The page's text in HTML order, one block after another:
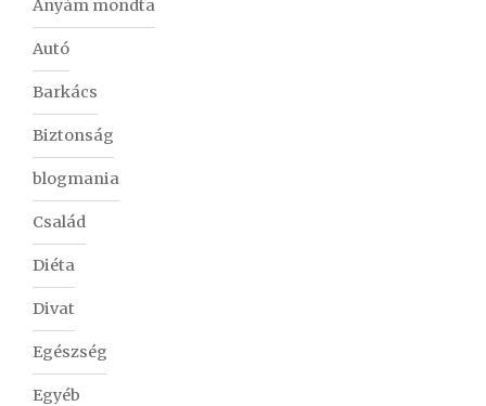
Anyám mondta
Autó
Barkács
Biztonság
blogmania
Család
Diéta
Divat
Egészség
Egyéb